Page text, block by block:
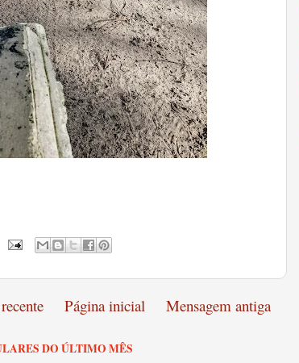
Mensagem antiga
Página inicial
DO ÚLTIMO MÊS